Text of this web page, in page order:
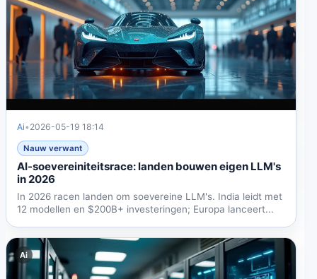
Ai• 2026-05-19 18:14
Nauw verwant
AI-soevereiniteitsrace: landen bouwen eigen LLM's
in 2026
In 2026 racen landen om soevereine LLM's. India leidt met
12 modellen en $200B+ investeringen; Europa lanceert...
Ai